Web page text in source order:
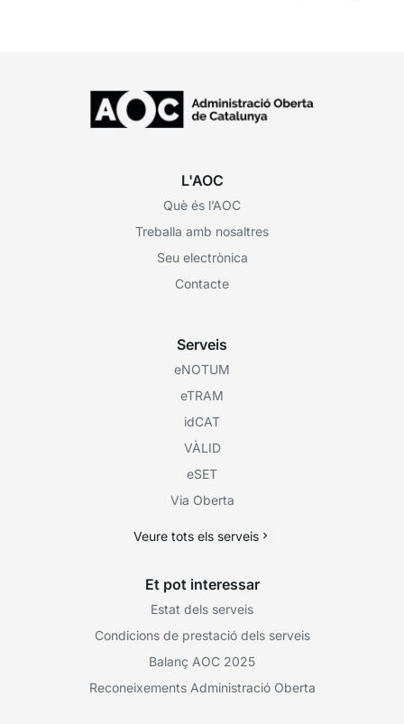
L'AOC
Què és l’AOC
Treballa amb nosaltres
Seu electrònica
Contacte
Serveis
eNOTUM
eTRAM
idCAT
VÀLID
eSET
Via Oberta
Veure tots els serveis
Et pot interessar
Estat dels serveis
Condicions de prestació dels serveis
Balanç AOC 2025
Reconeixements Administració Oberta